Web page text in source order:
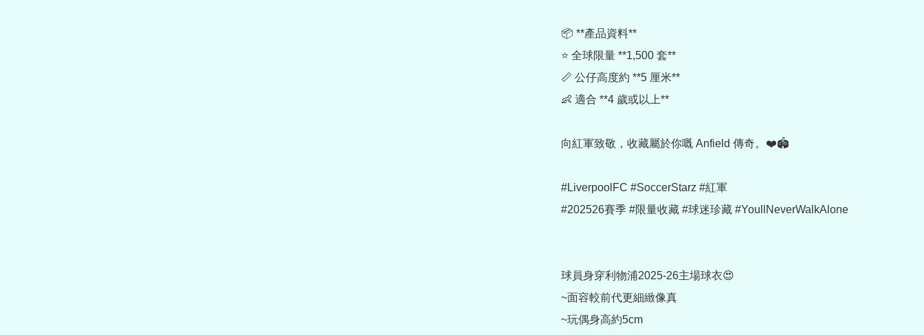
📦 **產品資料**
⭐ 全球限量 **1,500 套**
📏 公仔高度約 **5 厘米**
👶 適合 **4 歲或以上**
向紅軍致敬，收藏屬於你嘅 Anfield 傳奇。❤️🏟️
#LiverpoolFC #SoccerStarz #紅軍
#202526賽季 #限量收藏 #球迷珍藏 #YoullNeverWalkAlone
球員身穿利物浦2025-26主場球衣😍
~面容較前代更細緻像真
~玩偶身高約5cm